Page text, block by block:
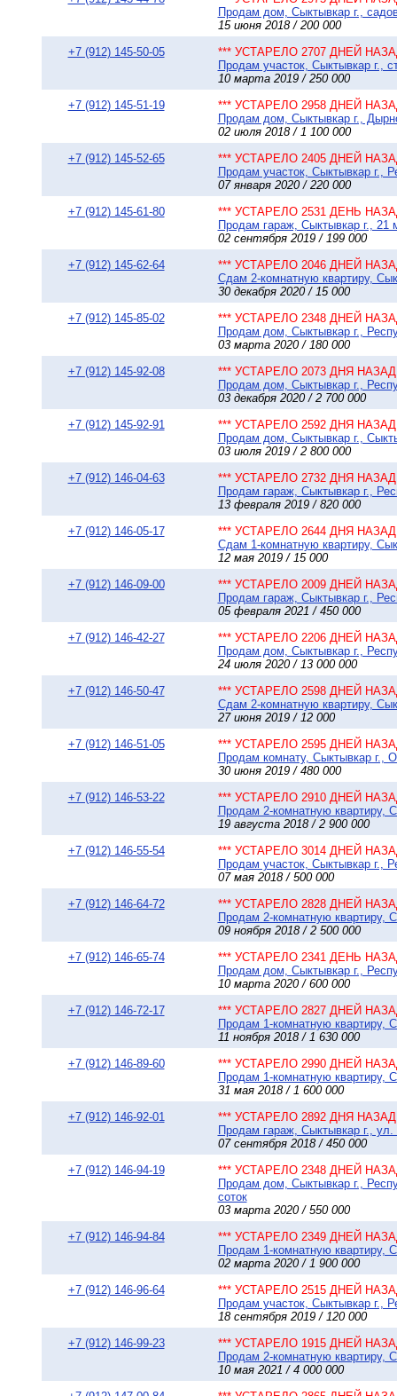
Продам дом, Сыктывкар г.,
15 июня 2018 / 200 000
+7 (912) 145-50-05
*** УСТАРЕЛО 2707 ДНЕЙ
Продам участок, Сыктывкар г.,
10 марта 2019 / 250 000
+7 (912) 145-51-19
*** УСТАРЕЛО 2958 ДНЕЙ
Продам дом, Сыктывкар г.,
02 июля 2018 / 1 100 000
+7 (912) 145-52-65
*** УСТАРЕЛО 2405 ДНЕЙ
Продам участок, Сыктывкар г.,
07 января 2020 / 220 000
+7 (912) 145-61-80
*** УСТАРЕЛО 2531 ДЕНЬ
Продам гараж, Сыктывкар г., 21
02 сентября 2019 / 199 000
+7 (912) 145-62-64
*** УСТАРЕЛО 2046 ДНЕЙ
Сдам 2-комнатную квартиру,
30 декабря 2020 / 15 000
+7 (912) 145-85-02
*** УСТАРЕЛО 2348 ДНЕЙ
Продам дом, Сыктывкар г.,
03 марта 2020 / 180 000
+7 (912) 145-92-08
*** УСТАРЕЛО 2073 ДНЯ НАЗАД
Продам дом, Сыктывкар г.,
03 декабря 2020 / 2 700 000
+7 (912) 145-92-91
*** УСТАРЕЛО 2592 ДНЯ НАЗАД
Продам дом, Сыктывкар г.,
03 июля 2019 / 2 800 000
+7 (912) 146-04-63
*** УСТАРЕЛО 2732 ДНЯ НАЗАД
Продам гараж, Сыктывкар г.,
13 февраля 2019 / 820 000
+7 (912) 146-05-17
*** УСТАРЕЛО 2644 ДНЯ НАЗАД
Сдам 1-комнатную квартиру,
12 мая 2019 / 15 000
+7 (912) 146-09-00
*** УСТАРЕЛО 2009 ДНЕЙ
Продам гараж, Сыктывкар г.,
05 февраля 2021 / 450 000
+7 (912) 146-42-27
*** УСТАРЕЛО 2206 ДНЕЙ
Продам дом, Сыктывкар г.,
24 июля 2020 / 13 000 000
+7 (912) 146-50-47
*** УСТАРЕЛО 2598 ДНЕЙ
Сдам 2-комнатную квартиру,
27 июня 2019 / 12 000
+7 (912) 146-51-05
*** УСТАРЕЛО 2595 ДНЕЙ
Продам комнату, Сыктывкар г.,
30 июня 2019 / 480 000
+7 (912) 146-53-22
*** УСТАРЕЛО 2910 ДНЕЙ
Продам 2-комнатную квартиру,
19 августа 2018 / 2 900 000
+7 (912) 146-55-54
*** УСТАРЕЛО 3014 ДНЕЙ
Продам участок, Сыктывкар г.,
07 мая 2018 / 500 000
+7 (912) 146-64-72
*** УСТАРЕЛО 2828 ДНЕЙ
Продам 2-комнатную квартиру,
09 ноября 2018 / 2 500 000
+7 (912) 146-65-74
*** УСТАРЕЛО 2341 ДЕНЬ
Продам дом, Сыктывкар г.,
10 марта 2020 / 600 000
+7 (912) 146-72-17
*** УСТАРЕЛО 2827 ДНЕЙ
Продам 1-комнатную квартиру,
11 ноября 2018 / 1 630 000
+7 (912) 146-89-60
*** УСТАРЕЛО 2990 ДНЕЙ
Продам 1-комнатную квартиру,
31 мая 2018 / 1 600 000
+7 (912) 146-92-01
*** УСТАРЕЛО 2892 ДНЯ НАЗАД
Продам гараж, Сыктывкар г., ул.
07 сентября 2018 / 450 000
+7 (912) 146-94-19
*** УСТАРЕЛО 2348 ДНЕЙ
Продам дом, Сыктывкар г.,
соток
03 марта 2020 / 550 000
+7 (912) 146-94-84
*** УСТАРЕЛО 2349 ДНЕЙ
Продам 1-комнатную квартиру,
02 марта 2020 / 1 900 000
+7 (912) 146-96-64
*** УСТАРЕЛО 2515 ДНЕЙ
Продам участок, Сыктывкар г.,
18 сентября 2019 / 120 000
+7 (912) 146-99-23
*** УСТАРЕЛО 1915 ДНЕЙ
Продам 2-комнатную квартиру,
10 мая 2021 / 4 000 000